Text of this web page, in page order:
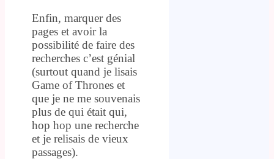
Enfin, marquer des
pages et avoir la
possibilité de faire des
recherches c’est génial
(surtout quand je lisais
Game of Thrones et
que je ne me souvenais
plus de qui était qui,
hop hop une recherche
et je relisais de vieux
passages).